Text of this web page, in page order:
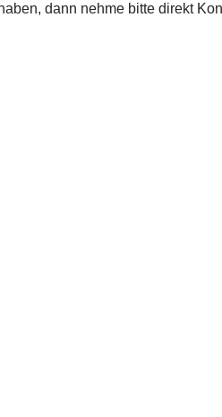
dann nehme bitte direkt